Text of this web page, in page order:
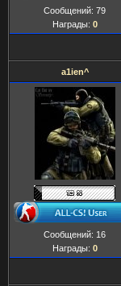
Сообщений: 79
Награды: 0
a1ien^
Сообщений: 16
Награды: 0